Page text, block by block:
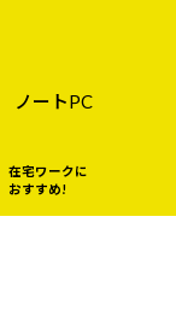
ノートPC
在宅ワークに
おすすめ!